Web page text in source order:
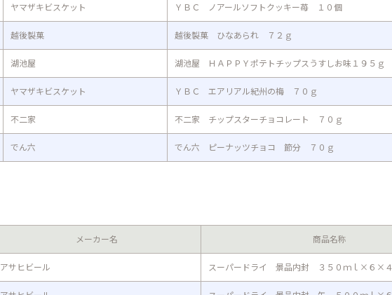
ヤマザキビスケット ＹＢＣ ノアールソフトクッキー苺 １０個
越後製菓 越後製菓 ひなあられ ７２ｇ
湖池屋 湖池屋 ＨＡＰＰＹポテトチップスうすしお味１９５ｇ
ヤマザキビスケット ＹＢＣ エアリアル紀州の梅 ７０ｇ
不二家 不二家 チップスターチョコレート ７０ｇ
でん六 でん六 ピーナッツチョコ 節分 ７０ｇ
メーカー名 商品名称
アサヒビール スーパードライ 景品内封 ３５０ｍｌ×６×